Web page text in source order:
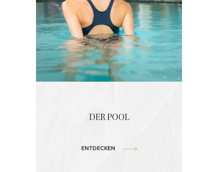
DER POOL
ENTDECKEN